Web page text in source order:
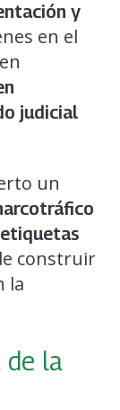
y
en el
judicial
un
etiquetas
construir
la
de la